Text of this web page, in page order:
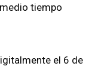
medio tiempo
el 6 de